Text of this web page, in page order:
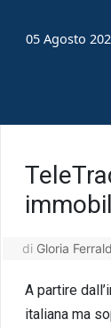
05 Agosto
di Gloria
A partire
italiana ma